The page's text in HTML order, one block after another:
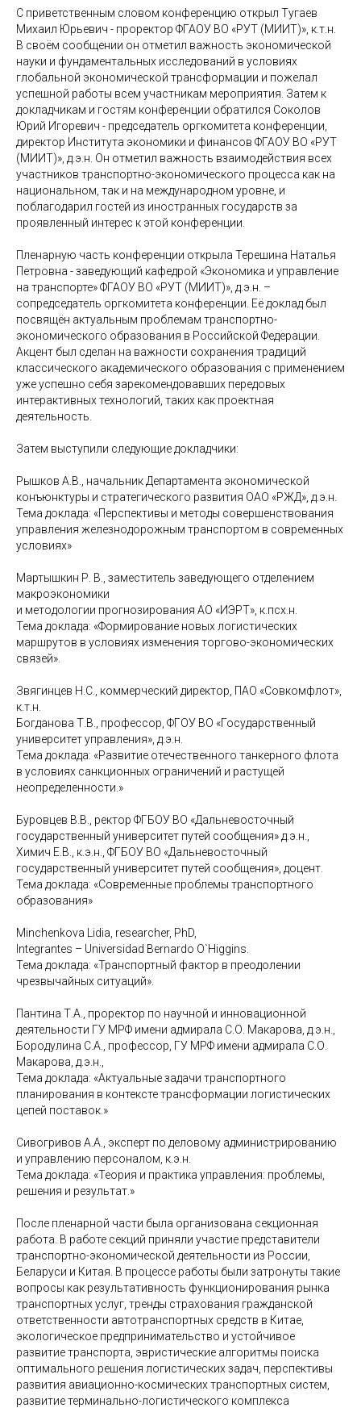
С приветственным словом конференцию открыл Тугаев
Михаил Юрьевич - проректор ФГАОУ ВО «РУТ (МИИТ)», к.т.н.
В своём сообщении он отметил важность экономической
науки и фундаментальных исследований в условиях
глобальной экономической трансформации и пожелал
успешной работы всем участникам мероприятия. Затем к
докладчикам и гостям конференции обратился Соколов
Юрий Игоревич - председатель оргкомитета конференции,
директор Института экономики и финансов ФГАОУ ВО «РУТ
(МИИТ)», д.э.н. Он отметил важность взаимодействия всех
участников транспортно-экономического процесса как на
национальном, так и на международном уровне, и
поблагодарил гостей из иностранных государств за
проявленный интерес к этой конференции.
Пленарную часть конференции открыла Терешина Наталья
Петровна - заведующий кафедрой «Экономика и управление
на транспорте» ФГАОУ ВО «РУТ (МИИТ)», д.э.н. –
сопредседатель оргкомитета конференции. Её доклад был
посвящён актуальным проблемам транспортно-
экономического образования в Российской Федерации.
Акцент был сделан на важности сохранения традиций
классического академического образования с применением
уже успешно себя зарекомендовавших передовых
интерактивных технологий, таких как проектная
деятельность.
Затем выступили следующие докладчики:
Рышков А.В., начальник Департамента экономической
конъюнктуры и стратегического развития ОАО «РЖД», д.э.н.
Тема доклада: «Перспективы и методы совершенствования
управления железнодорожным транспортом в современных
условиях»
Мартышкин Р. В., заместитель заведующего отделением
макроэкономики
и методологии прогнозирования АО «ИЭРТ», к.псх.н.
Тема доклада: «Формирование новых логистических
маршрутов в условиях изменения торгово-экономических
связей».
Звягинцев Н.С., коммерческий директор, ПАО «Совкомфлот»,
к.т.н.
Богданова Т.В., профессор, ФГОУ ВО «Государственный
университет управления», д.э.н.
Тема доклада: «Развитие отечественного танкерного флота
в условиях санкционных ограничений и растущей
неопределенности.»
Буровцев В.В., ректор ФГБОУ ВО «Дальневосточный
государственный университет путей сообщения» д.э.н.,
Химич Е.В., к.э.н., ФГБОУ ВО «Дальневосточный
государственный университет путей сообщения», доцент.
Тема доклада: «Современные проблемы транспортного
образования»
Minchenkova Lidia, researcher, PhD,
Integrantes – Universidad Bernardo O`Higgins.
Тема доклада: «Транспортный фактор в преодолении
чрезвычайных ситуаций».
Пантина Т.А., проректор по научной и инновационной
деятельности ГУ МРФ имени адмирала С.О. Макарова, д.э.н.,
Бородулина С.А., профессор, ГУ МРФ имени адмирала С.О.
Макарова, д.э.н.,
Тема доклада: «Актуальные задачи транспортного
планирования в контексте трансформации логистических
цепей поставок.»
Сивогривов А.А., эксперт по деловому администрированию
и управлению персоналом, к.э.н.
Тема доклада: «Теория и практика управления: проблемы,
решения и результат.»
После пленарной части была организована секционная
работа. В работе секций приняли участие представители
транспортно-экономической деятельности из России,
Беларуси и Китая. В процессе работы были затронуты такие
вопросы как результативность функционирования рынка
транспортных услуг, тренды страхования гражданской
ответственности автотранспортных средств в Китае,
экологическое предпринимательство и устойчивое
развитие транспорта, эвристические алгоритмы поиска
оптимального решения логистических задач, перспективы
развития авиационно-космических транспортных систем,
развитие терминально-логистического комплекса